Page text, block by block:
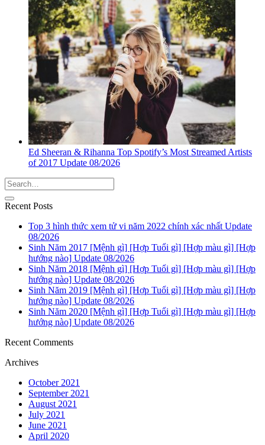
Ed Sheeran & Rihanna Top Spotify’s Most Streamed Artists
of 2017 Update 08/2026
Recent Posts
Top 3 hình thức xem tử vi năm 2022 chính xác nhất Update
08/2026
Sinh Năm 2017 [Mệnh gì] [Hợp Tuổi gì] [Hợp màu gì] [Hợp
hướng nào] Update 08/2026
Sinh Năm 2018 [Mệnh gì] [Hợp Tuổi gì] [Hợp màu gì] [Hợp
hướng nào] Update 08/2026
Sinh Năm 2019 [Mệnh gì] [Hợp Tuổi gì] [Hợp màu gì] [Hợp
hướng nào] Update 08/2026
Sinh Năm 2020 [Mệnh gì] [Hợp Tuổi gì] [Hợp màu gì] [Hợp
hướng nào] Update 08/2026
Recent Comments
Archives
October 2021
September 2021
August 2021
July 2021
June 2021
April 2020